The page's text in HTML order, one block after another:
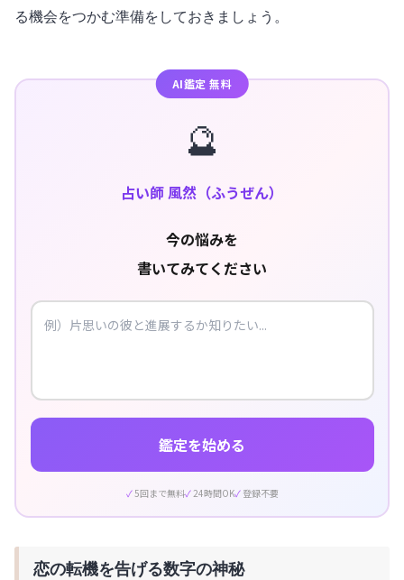
る機会をつかむ準備をしておきましょう。
AI鑑定 無料
🔮
占い師 風然（ふうぜん）
今の悩みを
書いてみてください
鑑定を始める
5回まで無料 24時間OK 登録不要
恋の転機を告げる数字の神秘